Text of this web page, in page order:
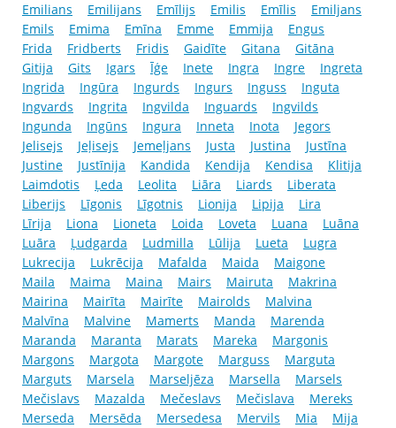
Emilians
Emilijans Emīlijs Emilis Emīlis
Emiljans
Emils
Emima Emīna Emme Emmija
Engus
Frida
Fridberts Fridis Gaidīte Gitana
Gitāna
Gitija
Gits Igars Īģe Inete Ingra Ingre
Ingreta
Ingrida
Ingūra Ingurds Ingurs Inguss
Inguta
Ingvards
Ingrita Ingvilda Inguards
Ingvilds
Ingunda
Ingūns Ingura Inneta Inota
Jegors
Jelisejs
Jeļisejs Jemeļjans Justa Justina
Justīna
Justine
Justīnija Kandida Kendija Kendisa
Klitija
Laimdotis
Ļeda Leolita Liāra Liards
Liberata
Liberijs
Līgonis Līgotnis Lionija Lipija
Lira
Līrija
Liona Lioneta Loida Loveta Luana
Luāna
Luāra
Ļudgarda Ludmilla Lūlija Lueta
Lugra
Lukrecija
Lukrēcija Mafalda Maida
Maigone
Maila
Maima Maina Mairs Mairuta
Makrina
Mairina
Mairīta Mairīte Mairolds
Malvina
Malvīna
Malvine Mamerts Manda
Marenda
Maranda
Maranta Marats Mareka
Margonis
Margons
Margota Margote Marguss
Marguta
Marguts
Marsela Marseljēza Marsella
Marsels
Mečislavs
Mazalda Mečeslavs Mečislava
Mereks
Merseda
Mersēda Mersedesa Mervils Mia
Mija